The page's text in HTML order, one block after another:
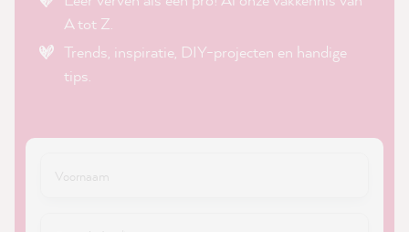
A tot Z.
Trends, inspiratie, DIY-projecten en handige
tips.